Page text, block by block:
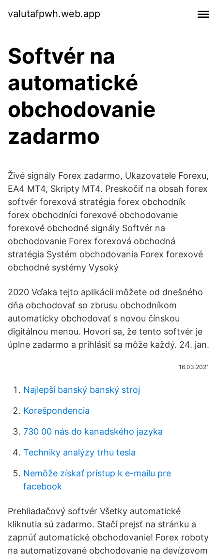
valutafpwh.web.app
Softvér na
automatické
obchodovanie
zadarmo
Živé signály Forex zadarmo, Ukazovatele Forexu,
EA4 MT4, Skripty MT4. Preskočiť na obsah forex
softvér forexová stratégia forex obchodník
forex obchodníci forexové obchodovanie
forexové obchodné signály Softvér na
obchodovanie Forex forexová obchodná
stratégia Systém obchodovania Forex forexové
obchodné systémy Vysoký
2020 Vďaka tejto aplikácii môžete od dnešného
dňa obchodovať so zbrusu obchodníkom
automaticky obchodovať s novou čínskou
digitálnou menou. Hovorí sa, že tento softvér je
úplne zadarmo a prihlásiť sa môže každý. 24. jan.
16.03.2021
Najlepší banský banský stroj
Korešpondencia
730 00 nás do kanadského jazyka
Techniky analýzy trhu tesla
Nemôže získať prístup k e-mailu pre
facebook
Prehliadačový softvér Všetky automatické
kliknutia sú zadarmo. Stačí prejsť na stránku a
zapnúť automatické obchodovanie! Forex roboty
na automatizované obchodovanie na devízovom